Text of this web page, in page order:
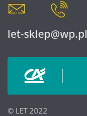
let-sklep@wp.pl
© LET 2022